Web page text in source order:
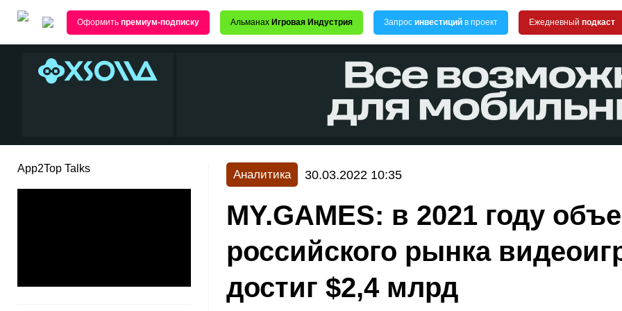
Оформить премиум-подписку Альманах Игровая Индустрия Запрос инвестиций в проект Ежедневный подкаст
App2Top Talks Аналитика 30.03.2022 10:35
MY.GAMES: в 2021 году
российского рынка
достиг $2,4 млрд